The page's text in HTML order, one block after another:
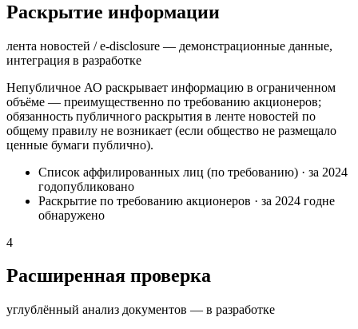
Раскрытие информации
лента новостей / e-disclosure — демонстрационные данные,
интеграция в разработке
Непубличное АО раскрывает информацию в ограниченном
объёме — преимущественно по требованию акционеров;
обязанность публичного раскрытия в ленте новостей по
общему правилу не возникает (если общество не размещало
ценные бумаги публично).
Список аффилированных лиц (по требованию) · за 2024
годопубликовано
Раскрытие по требованию акционеров · за 2024 годне
обнаружено
4
Расширенная проверка
углублённый анализ документов — в разработке